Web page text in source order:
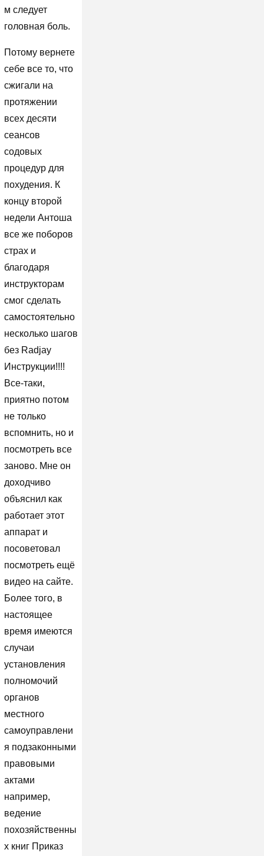
м следует
головная боль.
Потому вернете
себе все то, что
сжигали на
протяжении
всех десяти
сеансов
содовых
процедур для
похудения. К
концу второй
недели Антоша
все же поборов
страх и
благодаря
инструкторам
смог сделать
самостоятельно
несколько шагов
без Radjay
Инструкции!!!!
Все-таки,
приятно потом
не только
вспомнить, но и
посмотреть все
заново. Мне он
доходчиво
объяснил как
работает этот
аппарат и
посоветовал
посмотреть ещё
видео на сайте.
Более того, в
настоящее
время имеются
случаи
установления
полномочий
органов
местного
самоуправлени
я подзаконными
правовыми
актами
например,
ведение
похозяйственны
х книг Приказ